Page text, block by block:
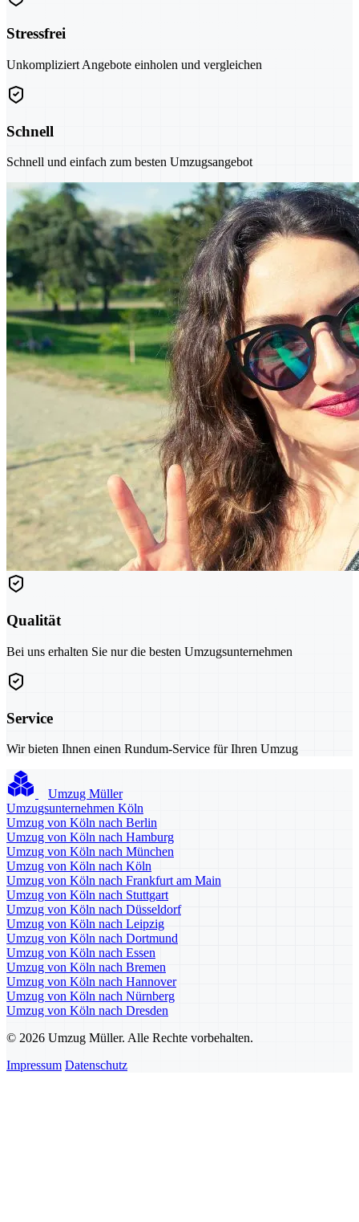
Stressfrei
Unkompliziert Angebote einholen und vergleichen
Schnell
Schnell und einfach zum besten Umzugsangebot
Qualität
Bei uns erhalten Sie nur die besten Umzugsunternehmen
Service
Wir bieten Ihnen einen Rundum-Service für Ihren Umzug
Umzug Müller
Umzugsunternehmen Köln
Umzug von Köln nach Berlin
Umzug von Köln nach Hamburg
Umzug von Köln nach München
Umzug von Köln nach Köln
Umzug von Köln nach Frankfurt am Main
Umzug von Köln nach Stuttgart
Umzug von Köln nach Düsseldorf
Umzug von Köln nach Leipzig
Umzug von Köln nach Dortmund
Umzug von Köln nach Essen
Umzug von Köln nach Bremen
Umzug von Köln nach Hannover
Umzug von Köln nach Nürnberg
Umzug von Köln nach Dresden
© 2026 Umzug Müller. Alle Rechte vorbehalten.
Impressum Datenschutz